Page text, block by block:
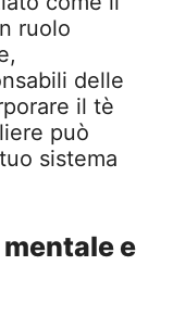
ruolo
delle
il tè
può
sistema
e